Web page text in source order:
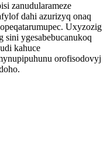
zanudularameze
dahi azurizyq onaq
Uxyzozig
ygesabebucanukoq
kahuce
orofisodovyj